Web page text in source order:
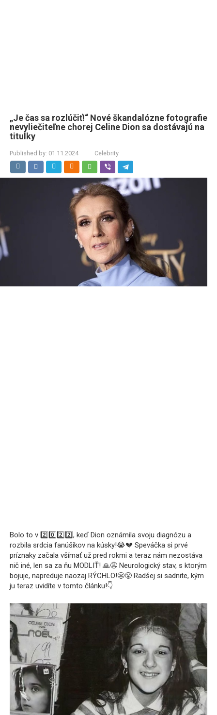
„Je čas sa rozlúčiť!“ Nové škandalózne fotografie
nevyliečiteľne chorej Celine Dion sa dostávajú na
titulky
Published by: 01.11.2024 Celebrity
Bolo to v 2️⃣0️⃣2️⃣2️⃣, keď Dion oznámila svoju diagnózu a
rozbila srdcia fanúšikov na kúsky!😭💔 Speváčka si prvé
príznaky začala všímať už pred rokmi a teraz nám nezostáva
nič iné, len sa za ňu MODLIŤ! 🙏😩 Neurologický stav, s ktorým
bojuje, napreduje naozaj RÝCHLO!😬😤 Radšej si sadnite, kým
ju teraz uvidíte v tomto článku!👇